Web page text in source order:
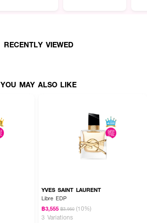
RECENTLY VIEWED
YOU MAY ALSO LIKE
YVES SAINT LAURENT
Libre EDP
฿3,555 ฿3,950 (10%)
3 Variations